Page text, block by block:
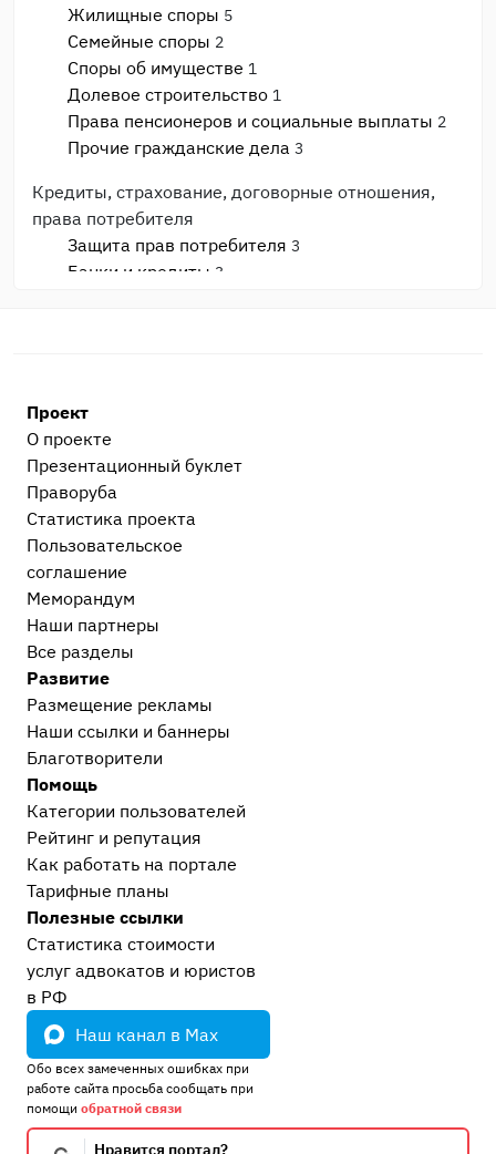
Жилищные споры 5
Семейные споры 2
Споры об имуществе 1
Долевое строительство 1
Права пенсионеров и социальные выплаты 2
Прочие гражданские дела 3
Кредиты, страхование, договорные отношения,
права потребителя
Защита прав потребителя 3
Банки и кредиты 3
и здоровья)
Корыстные преступления
Сексуальные преступления
Национальные, расовые, религиозные
преступления и экстремизм
Незаконный оборот наркотиков
Корпоративное право
Регистрация и ликвидация предприятий,
корпоративные споры
Антимонопольные споры
Экономические и должностные преступления
Должностные преступления (коррупция)
Моральный вред, авторское право, реабилитация
Реабилитация жертв незаконного уголовного
преследования
Моральный вред и деловая репутация
Авторское право и интеллектуальная
собственность 1
Административные дела
Прочие административные дела
ГИБДД, ПДД, ДТП 3
Процессуальные вопросы и документы
Уголовный процесс
Проект
О проекте
Презентационный букл​ет
Праворуба
Статистика проекта
Пользовательское
соглашение
Меморандум
Наши партнеры
Все разделы
Развитие
Размещение рекламы
Наши ссылки и баннеры
Благотворители
Помощь
Категории пользователей
Рейтинг и репутация
Как работать на портале
Тарифные планы
Полезные ссылки
Статистика стоимости
услуг адвокатов и юристов
в РФ
Наш канал в Max
Обо всех замеченных ошибках при
работе сайта просьба сообщать при
помощи обратной связи
Нравится портал?